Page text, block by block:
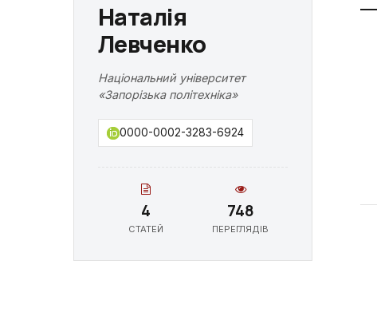
Наталія
Левченко
Національний університет
«Запорізька політехніка»
0000-0002-3283-6924
4
СТАТЕЙ
748
ПЕРЕГЛЯДІВ